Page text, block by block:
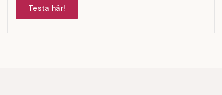
Testa här!